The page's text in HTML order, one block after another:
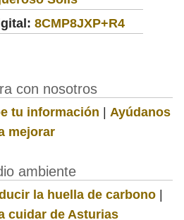
8CMP8JXP+R4
con nosotros
tu información | Ayúdanos
mejorar
ambiente
la huella de carbono|
cuidar de Asturias